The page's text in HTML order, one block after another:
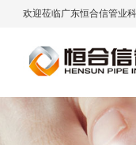
欢迎莅临广东恒合信管业